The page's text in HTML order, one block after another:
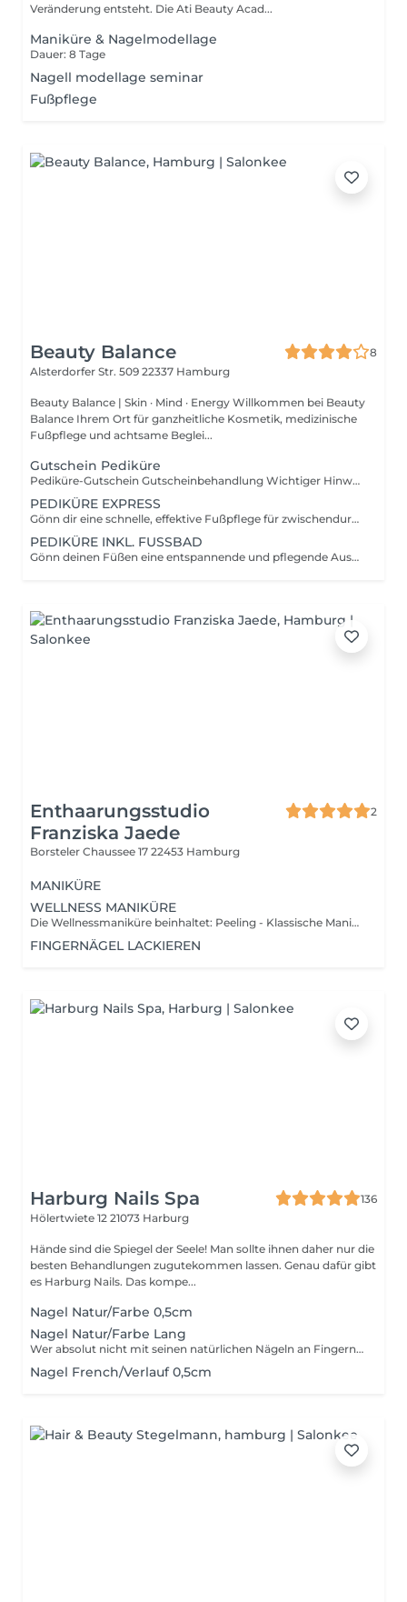
Veränderung entsteht. Die Ati Beauty Acad...
Maniküre & Nagelmodellage
Dauer: 8 Tage
Nagell modellage seminar
Fußpflege
Beauty Balance
8
Alsterdorfer Str. 509 22337 Hamburg
Beauty Balance | Skin · Mind · Energy Willkommen bei Beauty
Balance Ihrem Ort für ganzheitliche Kosmetik, medizinische
Fußpflege und achtsame Beglei...
Gutschein Pediküre
Pediküre-Gutschein Gutscheinbehandlung Wichtiger Hinweis zur Buchung: Diese Behandlung kann ausschließlich mit einem gültigen Gutschein von Beauty Balance gebucht werden und erfolgt nur nach vorheriger Terminvereinbarung. Leistungsumfang: Die Behandlung richtet sich nach dem auf dem Gutschein angegebenen Leistungsumfang. Art, Dauer und Inhalt der Pediküre entsprechen den jeweiligen Gutscheinbedingungen. Upgrade & Zusatzleistungen: Sie möchten sich etwas mehr gönnen? Gerne können zusätzliche Leistungen oder ein Upgrade Ihrer Behandlung hinzugebucht werden, beispielsweise eine Fußmassage, Paraffinbad, Lackierung oder weitere Wellness-Anwendungen. Diese werden separat berechnet. Terminabsage & Gutscheinbedingungen: Da für Ihren Termin Zeit und Kapazitäten exklusiv reserviert werden, bitten wir um Verständnis, dass Terminabsagen mindestens 24 Stunden vor dem vereinbarten Termin erfolgen müssen. Bei einer Absage von weniger als 24 Stunden vor dem Termin oder bei Nichterscheinen gilt der Gutschein als eingelöst. Der Gutschein verfällt in diesem Fall und kann nicht erneut verwendet werden. Wir freuen uns darauf, Sie bei Beauty Balance begrüßen zu dürfen und Ihnen eine entspannende Auszeit für Ihre Füße zu schenken. Beauty Balance Schönheit, Gesundheit & Wohlbefinden in Balance.
PEDIKÜRE EXPRESS
Gönn dir eine schnelle, effektive Fußpflege für zwischendurch. Die Behandlung beginnt mit einer Anamnese, gefolgt vom fachgerechten Kürzen und Formen der Nägel. Abschließend verwöhnen wir deine Füße mit einer pflegenden Finish-Behandlung für ein sauberes, gepflegtes Ergebnis. Ideal für alle, die wenig Zeit haben, aber nicht auf gepflegte Füße verzichten möchten.
PEDIKÜRE INKL. FUSSBAD
Gönn deinen Füßen eine entspannende und pflegende Auszeit. Die Behandlung beginnt mit einer Anamnese, gefolgt von einem wohltuenden Fußbad zur Vorbereitung der Haut. Im Anschluss werden die Nägel fachgerecht gekürzt und in Form gebracht. Abgerundet wird die Behandlung durch eine pflegende Abschlusspflege für ein sauberes, frisches und gepflegtes Hautgefühl. Ideal für alle, die Wert auf gepflegte Füße und einen kurzen Moment der Entspannung im Alltag legen.
Enthaarungsstudio
Franziska Jaede
2
Borsteler Chaussee 17 22453 Hamburg
MANIKÜRE
WELLNESS MANIKÜRE
Die Wellnessmaniküre beinhaltet: Peeling - Klassische Maniküre - Massage
FINGERNÄGEL LACKIEREN
Harburg Nails Spa
136
Hölertwiete 12 21073 Harburg
Hände sind die Spiegel der Seele! Man sollte ihnen daher nur die
besten Behandlungen zugutekommen lassen. Genau dafür gibt
es Harburg Nails. Das kompe...
Nagel Natur/Farbe 0,5cm
Nagel Natur/Farbe Lang
Wer absolut nicht mit seinen natürlichen Nägeln an Fingern zufrieden ist, der sollte ernsthaft über den langfristigen Einsatz von Gelnägeln mit entsprechender Modellage und Finish nachdenken, Beurteilungen der Profis für die Nägel inklusive. Aber, wer sich dauerhaft für Gelnägel entscheidet, kann folgende Regel beherzigen: Wenige Minuten UV-Licht zum Aushärten, hauseigene Pflege und regelmäßiges Auffüllen (mindestens alle drei bis vier Wochen) sind für ein konsequent schönes Erscheinungsbild nötig. Denn das ausgehärtete Gel wächst nicht mit den Naturnägeln mit und hinterlässt damit irgendwann fiese Lücken.
Nagel French/Verlauf 0,5cm